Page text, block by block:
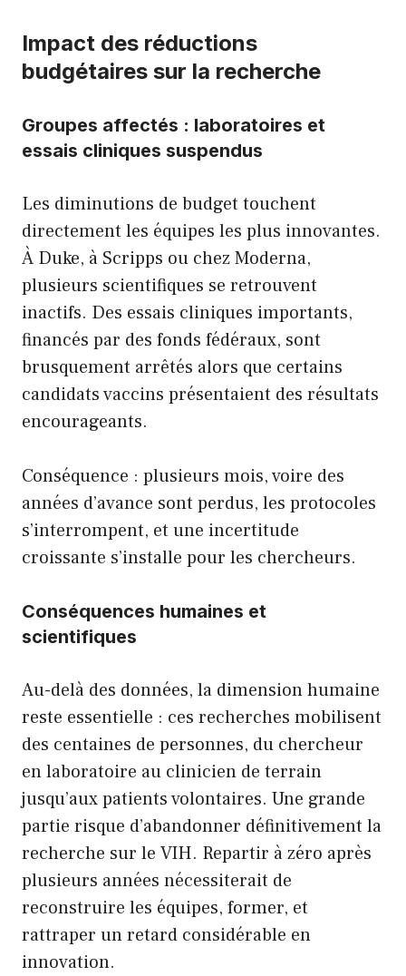
Impact des réductions
budgétaires sur la recherche
Groupes affectés : laboratoires et
essais cliniques suspendus
Les diminutions de budget touchent
directement les équipes les plus innovantes.
À Duke, à Scripps ou chez Moderna,
plusieurs scientifiques se retrouvent
inactifs. Des essais cliniques importants,
financés par des fonds fédéraux, sont
brusquement arrêtés alors que certains
candidats vaccins présentaient des résultats
encourageants.
Conséquence : plusieurs mois, voire des
années d’avance sont perdus, les protocoles
s’interrompent, et une incertitude
croissante s’installe pour les chercheurs.
Conséquences humaines et
scientifiques
Au-delà des données, la dimension humaine
reste essentielle : ces recherches mobilisent
des centaines de personnes, du chercheur
en laboratoire au clinicien de terrain
jusqu’aux patients volontaires. Une grande
partie risque d’abandonner définitivement la
recherche sur le VIH. Repartir à zéro après
plusieurs années nécessiterait de
reconstruire les équipes, former, et
rattraper un retard considérable en
innovation.